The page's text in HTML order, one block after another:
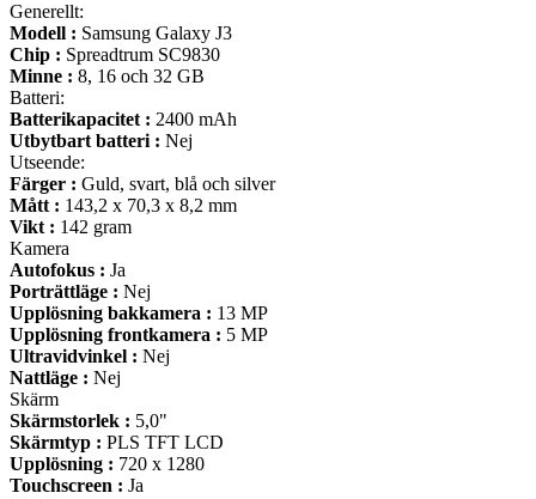
Generellt:
Modell : Samsung Galaxy J3
Chip : Spreadtrum SC9830
Minne : 8, 16 och 32 GB
Batteri:
Batterikapacitet : 2400 mAh
Utbytbart batteri : Nej
Utseende:
Färger : Guld, svart, blå och silver
Mått : 143,2 x 70,3 x 8,2 mm
Vikt : 142 gram
Kamera
Autofokus : Ja
Porträttläge : Nej
Upplösning bakkamera : 13 MP
Upplösning frontkamera : 5 MP
Ultravidvinkel : Nej
Nattläge : Nej
Skärm
Skärmstorlek : 5,0"
Skärmtyp : PLS TFT LCD
Upplösning : 720 x 1280
Touchscreen : Ja